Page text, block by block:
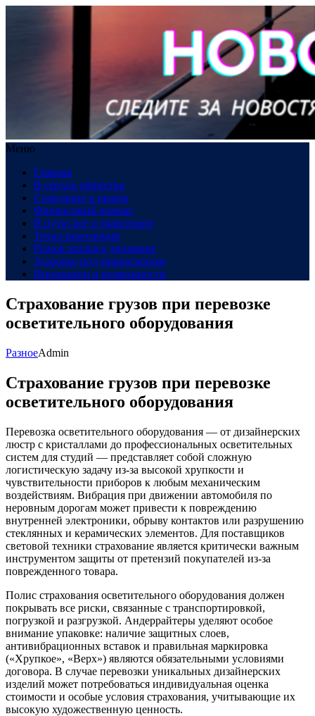
Меню
Главная
В сердце общества
Созидание и рынок
Финансовый компас
В пути: все о транспорте
Техно-революция
Рынок жилья в динамике
Здоровье под микроскопом
Инновации и возможности
Страхование грузов при перевозке
осветительного оборудования
РазноеAdmin
Страхование грузов при перевозке
осветительного оборудования
Перевозка осветительного оборудования — от дизайнерских
люстр с кристаллами до профессиональных осветительных
систем для студий — представляет собой сложную
логистическую задачу из-за высокой хрупкости и
чувствительности приборов к любым механическим
воздействиям. Вибрация при движении автомобиля по
неровным дорогам может привести к повреждению
внутренней электроники, обрыву контактов или разрушению
стеклянных и керамических элементов. Для поставщиков
световой техники страхование является критически важным
инструментом защиты от претензий покупателей из-за
поврежденного товара.
Полис страхования осветительного оборудования должен
покрывать все риски, связанные с транспортировкой,
погрузкой и разгрузкой. Андеррайтеры уделяют особое
внимание упаковке: наличие защитных слоев,
антивибрационных вставок и правильная маркировка
(«Хрупкое», «Верх») являются обязательными условиями
договора. В случае перевозки уникальных дизайнерских
изделий может потребоваться индивидуальная оценка
стоимости и особые условия страхования, учитывающие их
высокую художественную ценность.